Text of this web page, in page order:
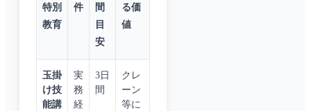
特別
教育
件
間
目
安
る価
値
玉掛
け技
能講
実
務
経
3日
間
クレ
ーン
等に